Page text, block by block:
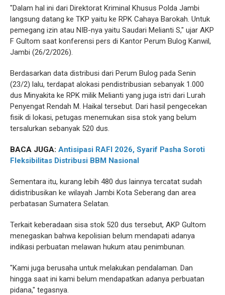
"Dalam hal ini dari Direktorat Kriminal Khusus Polda Jambi
langsung datang ke TKP yaitu ke RPK Cahaya Barokah. Untuk
pemegang izin atau NIB-nya yaitu Saudari Melianti S," ujar AKP
F Gultom saat konferensi pers di Kantor Perum Bulog Kanwil,
Jambi (26/2/2026).
Berdasarkan data distribusi dari Perum Bulog pada Senin
(23/2) lalu, terdapat alokasi pendistribusian sebanyak 1.000
dus Minyakita ke RPK milik Melianti yang juga istri dari Lurah
Penyengat Rendah M. Haikal tersebut. Dari hasil pengecekan
fisik di lokasi, petugas menemukan sisa stok yang belum
tersalurkan sebanyak 520 dus.
BACA JUGA: Antisipasi RAFI 2026, Syarif Pasha Soroti
Fleksibilitas Distribusi BBM Nasional
Sementara itu, kurang lebih 480 dus lainnya tercatat sudah
didistribusikan ke wilayah Jambi Kota Seberang dan area
perbatasan Sumatera Selatan.
Terkait keberadaan sisa stok 520 dus tersebut, AKP Gultom
menegaskan bahwa kepolisian belum mendapati adanya
indikasi perbuatan melawan hukum atau penimbunan.
"Kami juga berusaha untuk melakukan pendalaman. Dan
hingga saat ini kami belum mendapatkan adanya perbuatan
pidana," tegasnya.